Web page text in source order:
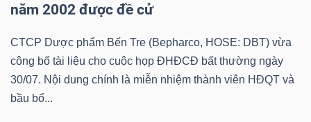
năm 2002 được đề cử
CTCP Dược phẩm Bến Tre (Bepharco, HOSE: DBT) vừa
công bố tài liệu cho cuộc họp ĐHĐCĐ bất thường ngày
30/07. Nội dung chính là miễn nhiệm thành viên HĐQT và
bầu bổ...